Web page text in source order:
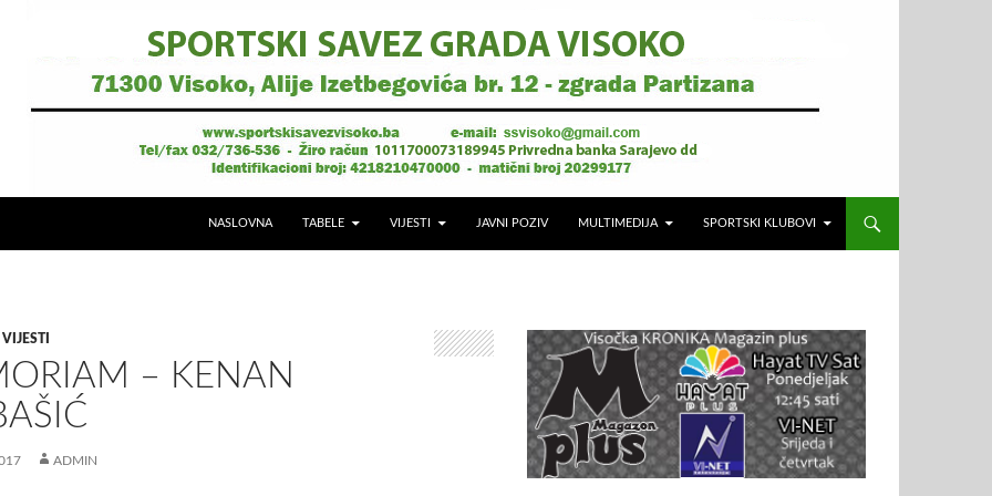
NASLOVNA TABELE VIJESTI JAVNI POZIV MULTIMEDIJA SPORTSKI KLUBOVI
VIJESTI
– KENAN
ADMIN